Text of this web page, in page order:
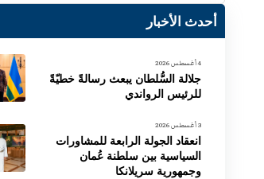
أحدث الأخبار
4 أغسطس 2026
جلالة السُّلطان يبعث رسالةً خطيّةً
للرئيس الرواندي
3 أغسطس 2026
انعقاد الجولة الرابعة للمشاورات
السياسية بين سلطنة عُمان
وجمهورية سريلانكا